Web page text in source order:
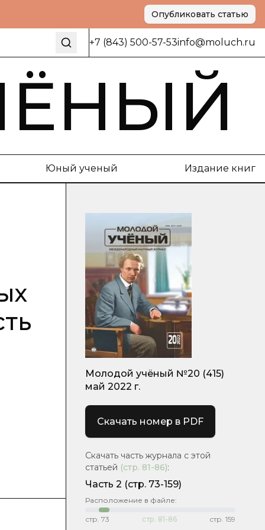
Опубликовать статью
+7 (843) 500-57-53info@moluch.ru
Юный ученый Издание книг
Молодой учёный №20 (415)
май 2022 г.
Скачать номер в PDF
Скачать часть журнала с этой
статьей (стр. 81-86):
Часть 2 (стр. 73-159)
Расположение в файле:
стр. 73 стр. 81-86 стр. 159